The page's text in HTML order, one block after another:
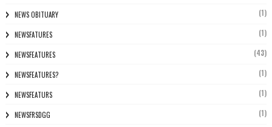
NEWS OBITUARY (1)
NEWSFATURES (1)
NEWSFEATURES (43)
NEWSFEATURES? (1)
NEWSFEATURS (1)
NEWSFRSDGG (1)